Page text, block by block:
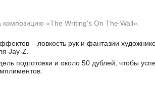
«The Writing's On The Wall».
– ловкость рук и фантазии
Jay-Z.
подготовки и около 50 дублей, чтобы